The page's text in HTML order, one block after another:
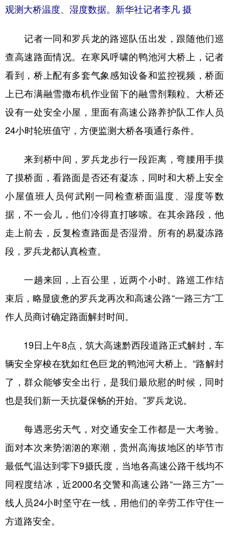
观测大桥温度、湿度数据。新华社记者李凡 摄
记者一同和罗兵龙的路巡队伍出发，跟随他们巡
查高速路面情况。在寒风呼啸的鸭池河大桥上，记者
看到，桥上配有多套气象感知设备和监控视频，桥面
上已布满融雪撒布机作业留下的融雪剂颗粒。大桥还
设有一处安全小屋，里面有高速公路养护队工作人员
24小时轮班值守，方便监测大桥各项通行条件。
来到桥中间，罗兵龙步行一段距离，弯腰用手摸
了摸桥面，看路面是否还有凝冻，同时和大桥上安全
小屋值班人员何武刚一同检查桥面温度、湿度等数
据，不一会儿，他们冷得直打哆嗦。在其余路段，他
走上前去，反复检查路面是否湿滑。所有的易凝冻路
段，罗兵龙都认真检查。
一趟来回，上百公里，近两个小时。路巡工作结
束后，略显疲惫的罗兵龙再次和高速公路“一路三方”工
作人员商讨确定路面解封时间。
19日上午8点，筑大高速黔西段道路正式解封，车
辆安全穿梭在犹如红色巨龙的鸭池河大桥上。“路解封
了，群众能够安全出行，是我们最欣慰的时候，同时
也是我们新一天抗凝保畅的开始。”罗兵龙说。
每遇恶劣天气，对交通安全工作都是一大考验。
面对本次来势汹汹的寒潮，贵州高海拔地区的毕节市
最低气温达到零下9摄氏度，当地各高速公路干线均不
同程度结冰，近2000名交警和高速公路“一路三方”一
线人员24小时坚守在一线，用他们的辛劳工作守住一
方道路安全。